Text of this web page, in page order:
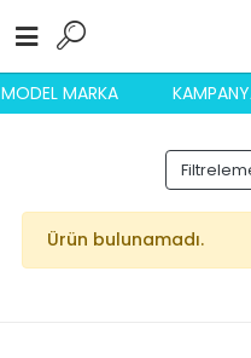
MARKA
Ürün bulunamadı.